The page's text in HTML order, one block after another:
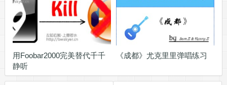
用Foobar2000完美替代千千
静听
《成都》尤克里里弹唱练习